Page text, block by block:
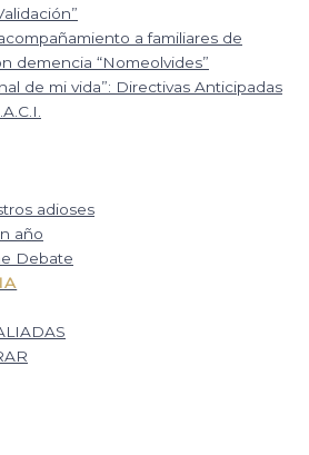
a familiares de
demencia “Nomeolvides”
de mi vida”: Directivas Anticipadas
adioses
año
Debate